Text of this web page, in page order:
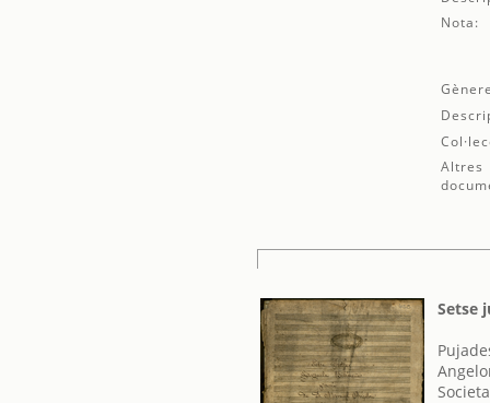
Nota:
Altres
Setse